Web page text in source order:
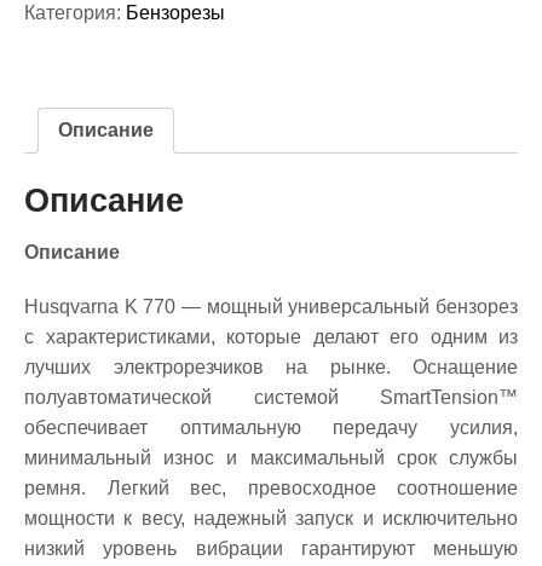
SMARTGUARD/300
Категория: Бензорезы
Описание
Описание
Описание
Husqvarna K 770 — мощный универсальный бензорез
с характеристиками, которые делают его одним из
лучших электрорезчиков на рынке. Оснащение
полуавтоматической системой SmartTension™
обеспечивает оптимальную передачу усилия,
минимальный износ и максимальный срок службы
ремня. Легкий вес, превосходное соотношение
мощности к весу, надежный запуск и исключительно
низкий уровень вибрации гарантируют меньшую